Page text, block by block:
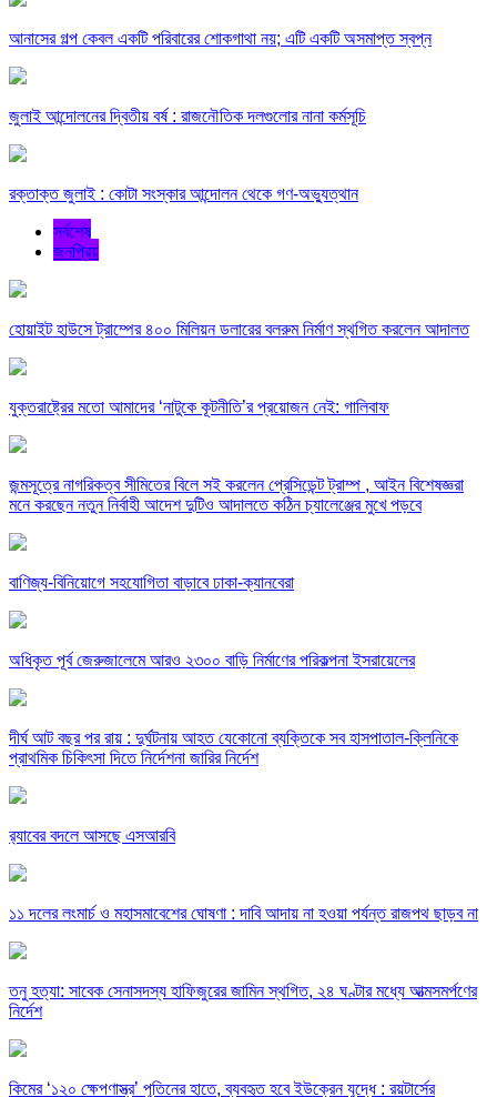
আনাসের গল্প কেবল একটি পরিবারের শোকগাথা নয়; এটি একটি অসমাপ্ত স্বপ্ন
জুলাই আন্দোলনের দ্বিতীয় বর্ষ : রাজনৌতিক দলগুলোর নানা কর্মসূচি
রক্তাক্ত জুলাই : কোটা সংস্কার আন্দোলন থেকে গণ-অভ্যুত্থান
সর্বশেষ
জনপ্রিয়
হোয়াইট হাউসে ট্রাম্পের ৪০০ মিলিয়ন ডলারের বলরুম নির্মাণ স্থগিত করলেন আদালত
যুক্তরাষ্ট্রের মতো আমাদের ‘নাটুকে কূটনীতি’র প্রয়োজন নেই: গালিবাফ
জন্মসূত্রে নাগরিকত্ব সীমিতের বিলে সই করলেন প্রেসিডেন্ট ট্রাম্প , আইন বিশেষজ্ঞরা
মনে করছেন নতুন নির্বাহী আদেশ দুটিও আদালতে কঠিন চ্যালেঞ্জের মুখে পড়বে
বাণিজ্য-বিনিয়োগে সহযোগিতা বাড়াবে ঢাকা-ক্যানবেরা
অধিকৃত পূর্ব জেরুজালেমে আরও ২৩০০ বাড়ি নির্মাণের পরিকল্পনা ইসরায়েলের
দীর্ঘ আট বছর পর রায় : দুর্ঘটনায় আহত যেকোনো ব্যক্তিকে সব হাসপাতাল-ক্লিনিকে
প্রাথমিক চিকিৎসা দিতে নির্দেশনা জারির নির্দেশ
র‍্যাবের বদলে আসছে এসআরবি
১১ দলের লংমার্চ ও মহাসমাবেশের ঘোষণা : দাবি আদায় না হওয়া পর্যন্ত রাজপথ ছাড়ব না
তনু হত্যা: সাবেক সেনাসদস্য হাফিজুরের জামিন স্থগিত, ২৪ ঘণ্টার মধ্যে আত্মসমর্পণের
নির্দেশ
কিমের ‘১২০ ক্ষেপণাস্ত্র’ পুতিনের হাতে, ব্যবহৃত হবে ইউক্রেন যুদ্ধে : রয়টার্সের